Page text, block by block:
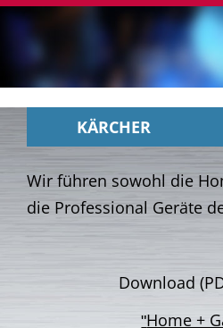
KÄRCHER
Wir führen sowohl die
die Professional Geräte
Download
"Home +